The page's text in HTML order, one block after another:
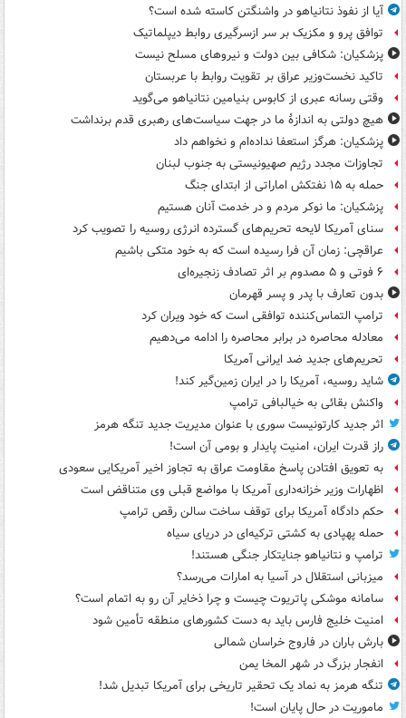
آیا از نفوذ نتانیاهو در واشنگتن کاسته شده است؟
توافق پرو و مکزیک بر سر ازسرگیری روابط دیپلماتیک
پزشکیان: شکافی بین دولت و نیروهای مسلح نیست
تاکید نخست‌وزیر عراق بر تقویت روابط با عربستان
وقتی رسانه عبری از کابوس بنیامین نتانیاهو می‌گوید
هیچ دولتی به اندازۀ ما در جهت سیاست‌های رهبری قدم برنداشت
پزشکیان: هرگز استعفا نداده‌ام و نخواهم داد
تجاوزات مجدد رژیم صهیونیستی به جنوب لبنان
حمله به ۱۵ نفتکش‌ اماراتی از ابتدای جنگ
پزشکیان: ما نوکر مردم و در خدمت آنان هستیم
سنای آمریکا لایحه تحریم‌های گسترده انرژی روسیه را تصویب کرد
عراقچی: زمان آن فرا رسیده است که به خود متکی باشیم
۶ فوتی و ۵ مصدوم بر اثر تصادف زنجیره‌ای
بدون تعارف با پدر و پسر قهرمان
ترامپ التماس‌کننده توافقی است که خود ویران کرد
معادله محاصره در برابر محاصره را ادامه می‌دهیم
تحریم‌های جدید ضد ایرانی آمریکا
شاید روسیه، آمریکا را در ایران زمین‌گیر کند!
واکنش بقائی به خیالبافی ترامپ
اثر جدید کارتونیست سوری با عنوان مدیریت جدید تنگه هرمز
راز قدرت ایران، امنیت پایدار و بومی آن است!
به تعویق افتادن پاسخ مقاومت عراق به تجاوز اخیر آمریکایی سعودی
اظهارات وزیر خزانه‌داری آمریکا با مواضع قبلی وی متناقض است
حکم دادگاه آمریکا برای توقف ساخت سالن رقص ترامپ
حمله پهپادی به کشتی ترکیه‌ای در دریای سیاه
ترامپ و نتانیاهو جنایتکار جنگی هستند!
میزبانی استقلال در آسیا به امارات می‌رسد؟
سامانه موشکی پاتریوت چیست و چرا ذخایر آن رو به اتمام است؟
امنیت خلیج فارس باید به دست کشورهای منطقه تأمین شود
بارش باران در فاروج خراسان شمالی
انفجار بزرگ در شهر المخا یمن
تنگه هرمز به نماد یک تحقیر تاریخی برای آمریکا تبدیل شد!
ماموریت در حال پایان است!